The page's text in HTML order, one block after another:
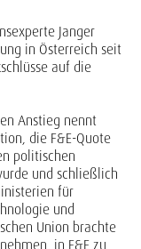
Janger
in Österreich seit
auf die
Anstieg nennt
die F&E-Quote
politischen
und schließlich
für
und
Union brachte
in F&E zu